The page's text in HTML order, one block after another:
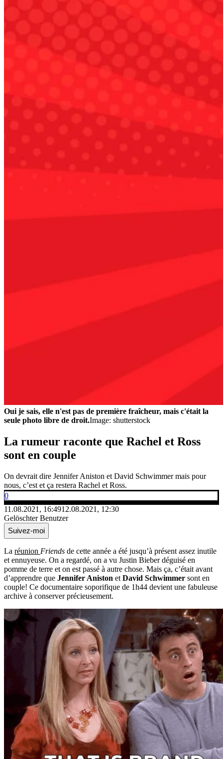
Oui je sais, elle n'est pas de première fraîcheur, mais c'était la
seule photo libre de droit.Image: shutterstock
La rumeur raconte que Rachel et Ross
sont en couple
On devrait dire Jennifer Aniston et David Schwimmer mais pour
nous, c’est et ça restera Rachel et Ross.
0
11.08.2021, 16:4912.08.2021, 12:30
Gelöschter Benutzer
Suivez-moi
La réunion Friends de cette année a été jusqu’à présent assez inutile
et ennuyeuse. On a regardé, on a vu Justin Bieber déguisé en
pomme de terre et on est passé à autre chose. Mais ça, c’était avant
d’apprendre que Jennifer Aniston et David Schwimmer sont en
couple! Ce documentaire soporifique de 1h44 devient une fabuleuse
archive à conserver précieusement.